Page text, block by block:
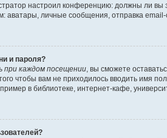
настроил конференцию: должны ли
личные сообщения, отправка
и пароля?
при каждом посещении , вы сможете
чтобы вам не приходилось вводить
в библиотеке, интернет-кафе,